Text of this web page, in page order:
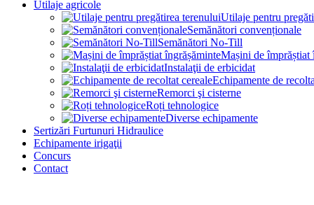
Utilaje agricole
Utilaje pentru
Semănători convenționale
Semănători No-Till
Mașini de împrăștiat
Instalaţii de erbicidat
Echipamente de
Remorci şi cisterne
Roți tehnologice
Diverse echipamente
Sertizări Furtunuri Hidraulice
Echipamente irigaţii
Concurs
Contact